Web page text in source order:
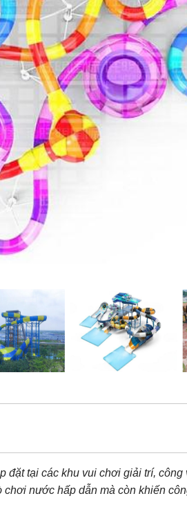
đặt tại các khu vui chơi giải trí,
nước hấp dẫn mà còn khiến